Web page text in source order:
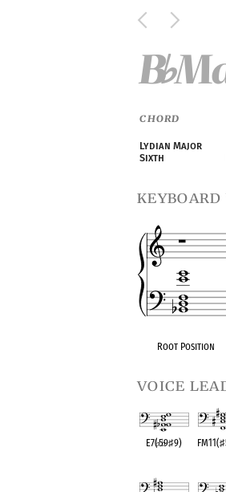
B♭
CHORD
Lydian Major
Sixth
Root Position
voice
E7(♭5♭9♯9) FM11(♯